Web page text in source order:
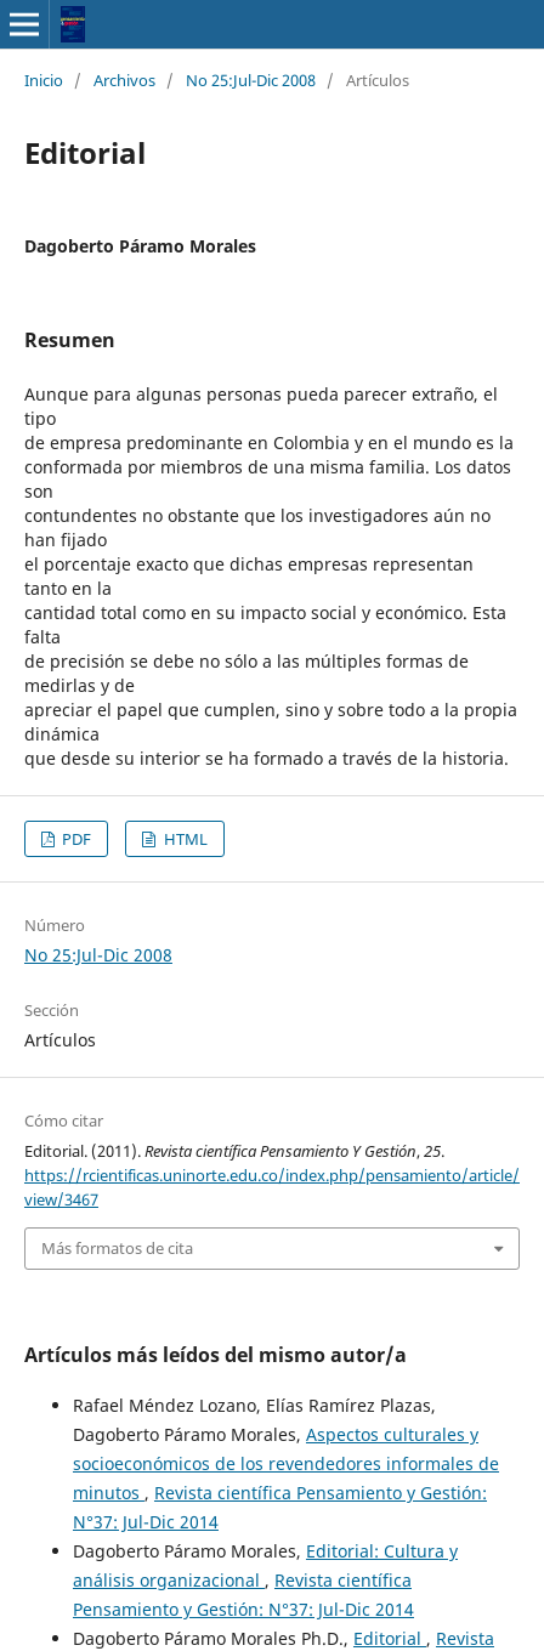
Inicio / Archivos / No 25:Jul-Dic 2008 / Artículos
Editorial
Dagoberto Páramo Morales
Resumen
Aunque para algunas personas pueda parecer extraño, el
tipo
de empresa predominante en Colombia y en el mundo es la
conformada por miembros de una misma familia. Los datos
son
contundentes no obstante que los investigadores aún no
han fijado
el porcentaje exacto que dichas empresas representan
tanto en la
cantidad total como en su impacto social y económico. Esta
falta
de precisión se debe no sólo a las múltiples formas de
medirlas y de
apreciar el papel que cumplen, sino y sobre todo a la propia
dinámica
que desde su interior se ha formado a través de la historia.
PDF HTML
Número
No 25:Jul-Dic 2008
Sección
Artículos
Cómo citar
Editorial. (2011).Revista científica Pensamiento Y Gestión,25.
https://rcientificas.uninorte.edu.co/index.php/pensamiento/article/
view/3467
Más formatos de cita
Artículos más leídos del mismo autor/a
Rafael Méndez Lozano, Elías Ramírez Plazas,
Dagoberto Páramo Morales, Aspectos culturales y
socioeconómicos de los revendedores informales de
minutos , Revista científica Pensamiento y Gestión:
N°37: Jul-Dic 2014
Dagoberto Páramo Morales, Editorial: Cultura y
análisis organizacional , Revista científica
Pensamiento y Gestión: N°37: Jul-Dic 2014
Dagoberto Páramo Morales Ph.D., Editorial , Revista